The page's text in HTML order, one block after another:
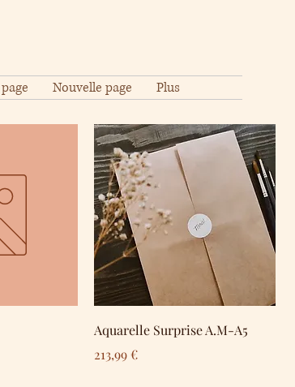
Nouvelle page Plus
Schnellansicht
Aquarelle Surprise A.M-A5
Preis
213,99 €